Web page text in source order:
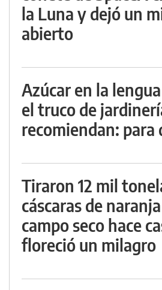
la Luna y dejó un
abierto
Azúcar en la
el truco de
recomiendan: para
Tiraron 12 mil
cáscaras de
campo seco hace
floreció un milagro